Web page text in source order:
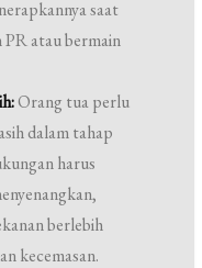
saat
atau bermain
Orang tua perlu
dalam tahap
harus
berlebih
kecemasan.